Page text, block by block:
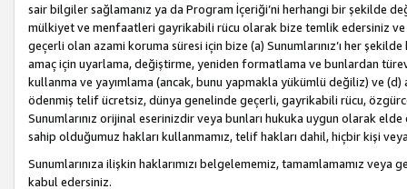
sair bilgiler sağlamanız ya da Program İçeriği’ni herhangi bir şekilde
mülkiyet ve menfaatleri gayrikabili rücu olarak bize temlik edersiniz ve
geçerli olan azami koruma süresi için bize (a) Sunumlarınız’ı her
amaç için uyarlama, değiştirme, yeniden formatlama ve bunlardan türev
kullanma ve yayımlama (ancak, bunu yapmakla yükümlü değiliz) ve
ödenmiş telif ücretsiz, dünya genelinde geçerli, gayrikabili rücu,
Sunumlarınız orijinal eserinizdir veya bunları hukuka uygun olarak
sahip olduğumuz hakları kullanmamız, telif hakları dahil, hiçbir kişi
Sunumlarınıza ilişkin haklarımızı belgelememiz, tamamlamamız
kabul edersiniz.